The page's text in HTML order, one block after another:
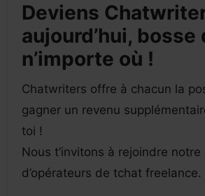
Deviens
aujourd’hui, bosse
n’importe où !
Chatwriters offre à chacun la
gagner un revenu
toi !
Nous t’invitons à rejoindre notre
d’opérateurs de tchat freelance.